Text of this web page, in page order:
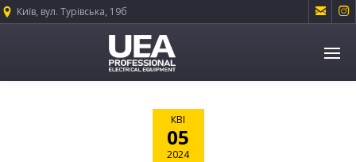
Київ, вул. Турівська, 19б  
КВІ
05
2024